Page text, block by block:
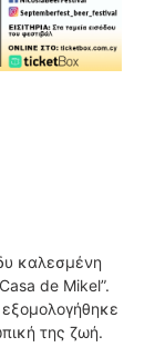
καλεσμένη
de Mikel”.
της ζωή.